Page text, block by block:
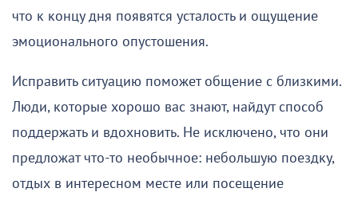
что к концу дня появятся усталость и ощущение
эмоционального опустошения.
Исправить ситуацию поможет общение с близкими.
Люди, которые хорошо вас знают, найдут способ
поддержать и вдохновить. Не исключено, что они
предложат что-то необычное: небольшую поездку,
отдых в интересном месте или посещение